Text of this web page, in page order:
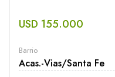
USD 155.000
Barrio
Acas.-Vias/Santa Fe